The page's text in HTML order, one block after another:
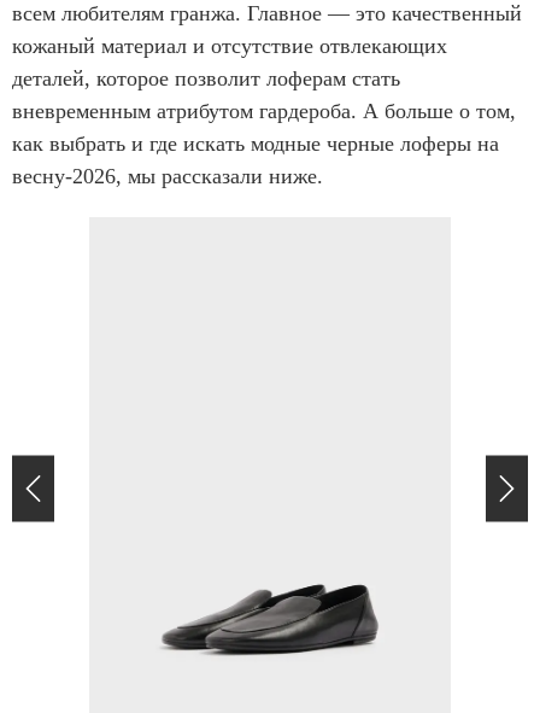
всем любителям гранжа. Главное — это качественный
кожаный материал и отсутствие отвлекающих
деталей, которое позволит лоферам стать
вневременным атрибутом гардероба. А больше о том,
как выбрать и где искать модные черные лоферы на
весну-2026, мы рассказали ниже.